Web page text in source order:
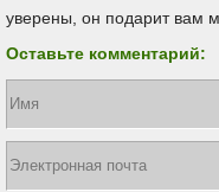
уверены, он подарит вам
Оставьте комментарий: